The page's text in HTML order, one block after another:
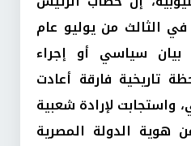
الثالث من يوليو عام
بيان سياسي أو إجراء
تاريخية فارقة أعادت
واستجابت لإرادة شعبية
هوية الدولة المصرية